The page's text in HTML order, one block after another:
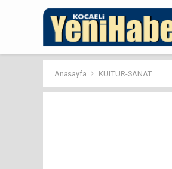
Anasayfa KÜLTÜR-SANAT